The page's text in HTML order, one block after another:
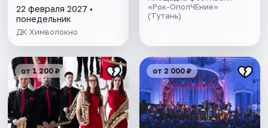
22 февраля 2027 •
понедельник
ДК Химволокно
«Рок-ОполЧЕние»
(Тутань)
от 1 200 ₽ от 2 000 ₽